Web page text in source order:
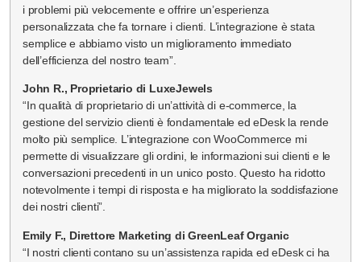
i problemi più velocemente e offrire un’esperienza
personalizzata che fa tornare i clienti. L’integrazione è stata
semplice e abbiamo visto un miglioramento immediato
dell’efficienza del nostro team”.
John R., Proprietario di LuxeJewels
“In qualità di proprietario di un’attività di e-commerce, la
gestione del servizio clienti è fondamentale ed eDesk la rende
molto più semplice. L’integrazione con WooCommerce mi
permette di visualizzare gli ordini, le informazioni sui clienti e le
conversazioni precedenti in un unico posto. Questo ha ridotto
notevolmente i tempi di risposta e ha migliorato la soddisfazione
dei nostri clienti”.
Emily F., Direttore Marketing di GreenLeaf Organic
“I nostri clienti contano su un’assistenza rapida ed eDesk ci ha